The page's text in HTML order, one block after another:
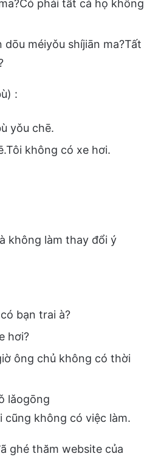
phải tất cả họ không
dōu méiyǒu shíjiān ma?Tất
:
yǒu chē.
không có xe hơi.
không làm thay đổi ý
bạn trai à?
hơi?
ông chủ không có thời
lǎogōng
cũng không có việc làm.
ghé thăm website của